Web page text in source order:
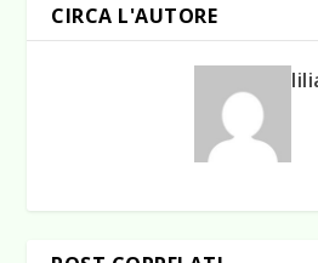
CIRCA L'AUTORE